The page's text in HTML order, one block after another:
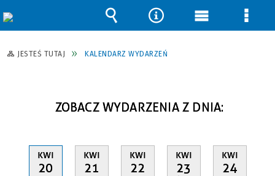
JESTEŚ TUTAJ KALENDARZ WYDARZEŃ
ZOBACZ WYDARZENIA Z DNIA:
KWI
20
KWI
21
KWI
22
KWI
23
KWI
24
Wyszukiwarka
Narzędzia
Menu Menu